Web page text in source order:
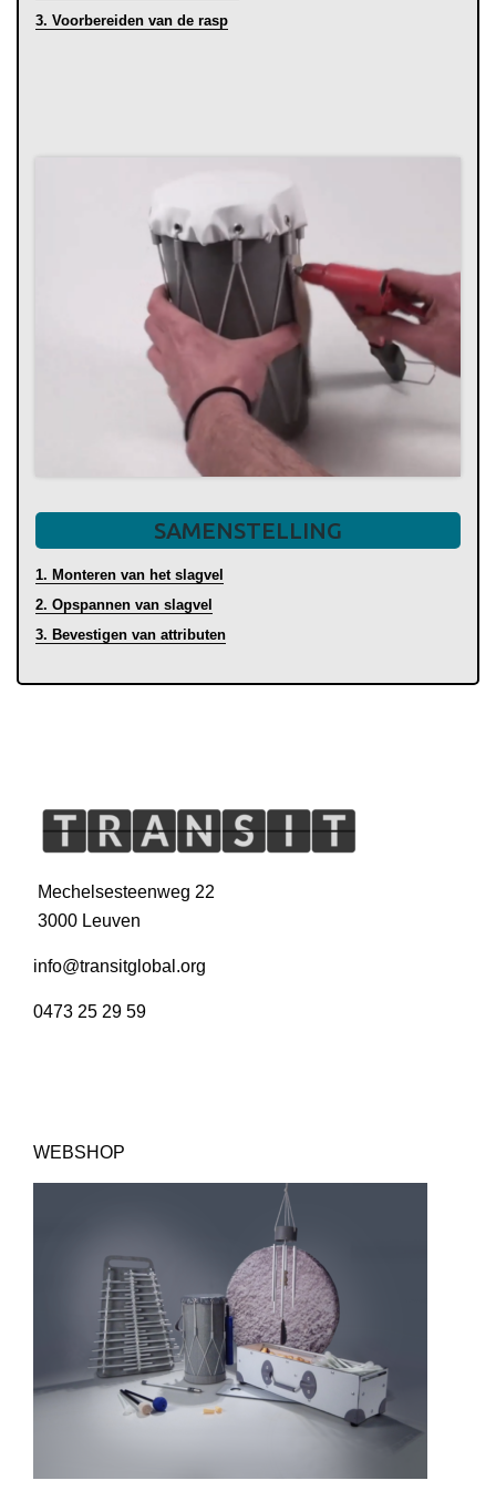
3. Voorbereiden van de rasp
SAMENSTELLING
1. Monteren van het slagvel
2. Opspannen van slagvel
3. Bevestigen van attributen
Mechelsesteenweg 22
3000 Leuven
info@transitglobal.org
0473 25 29 59
WEBSHOP